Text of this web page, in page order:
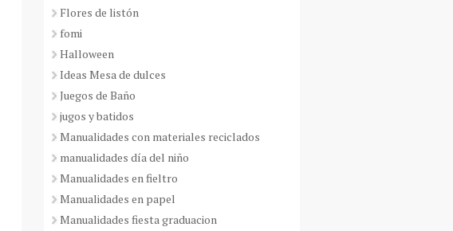
Flores de listón
fomi
Halloween
Ideas Mesa de dulces
Juegos de Baño
jugos y batidos
Manualidades con materiales reciclados
manualidades día del niño
Manualidades en fieltro
Manualidades en papel
Manualidades fiesta graduacion